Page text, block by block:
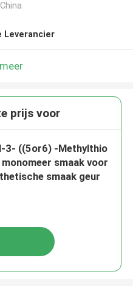
Leverancier
prijs voor
3- ((5or6) -Methylthio
smaak voor
smaak geur